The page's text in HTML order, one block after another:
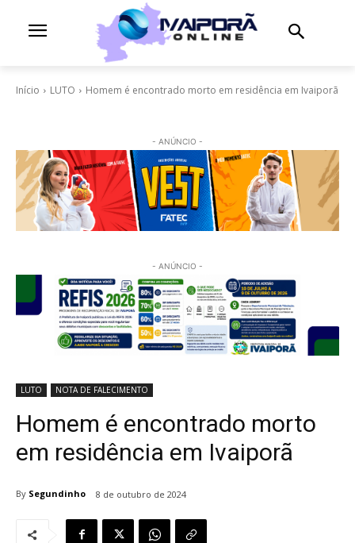
Início LUTO Homem é encontrado morto em residência em Ivaiporã
- ANÚNCIO -
- ANÚNCIO -
LUTO NOTA DE FALECIMENTO
Homem é encontrado morto
em residência em Ivaiporã
By Segundinho 8 de outubro de 2024